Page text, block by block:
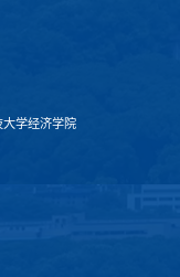
大学经济学院